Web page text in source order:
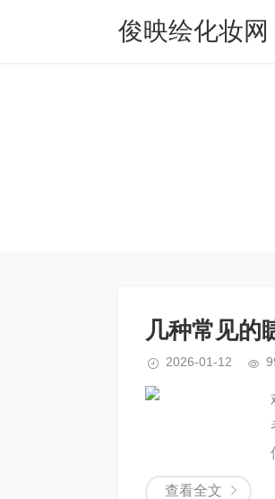
俊映绘化妆网
几种常见的
2026-01-12
查看全文